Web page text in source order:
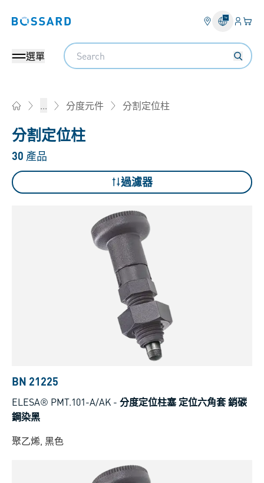
Bossard homepage 登錄
您
選單
Search
... 分度元件 分割定位柱
分割定位柱
30 產品
過濾器
BN 21225
ELESA® PMT.101-A/AK - 分度定位柱塞 定位六角套 銷碳
鋼染黑
聚乙烯, 黑色